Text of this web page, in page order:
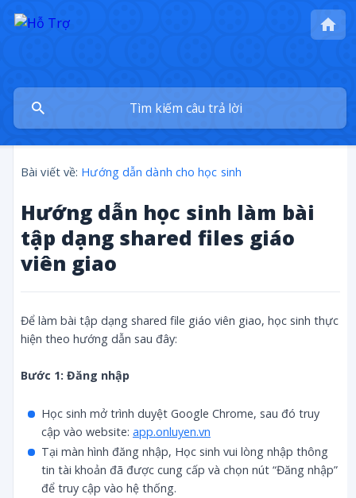
Bài viết về: Hướng dẫn dành cho học sinh
Hướng dẫn học sinh làm bài
tập dạng shared files giáo
viên giao
Để làm bài tập dạng shared file giáo viên giao, học sinh thực
hiện theo hướng dẫn sau đây:
Bước 1: Đăng nhập
Học sinh mở trình duyệt Google Chrome, sau đó truy
cập vào website: app.onluyen.vn
Tại màn hình đăng nhập, Học sinh vui lòng nhập thông
tin tài khoản đã được cung cấp và chọn nút “Đăng nhập”
để truy cập vào hệ thống.